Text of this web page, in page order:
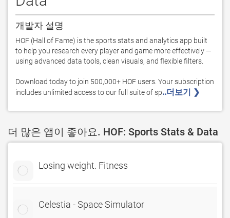
개발자 설명
HOF (Hall of Fame) is the sports stats and analytics app built
to help you research every player and game more effectively —
using advanced data tools, clean visuals, and flexible filters.
Download today to join 500,000+ HOF users. Your subscription
includes unlimited access to our full suite of sp..더보기 ❯
더 많은 앱이 좋아요. HOF: Sports Stats & Data
Losing weight. Fitness
Celestia - Space Simulator